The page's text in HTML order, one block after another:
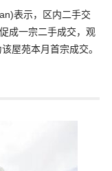
表示，区内二手交
成一宗二手成交，观
屋苑本月首宗成交。